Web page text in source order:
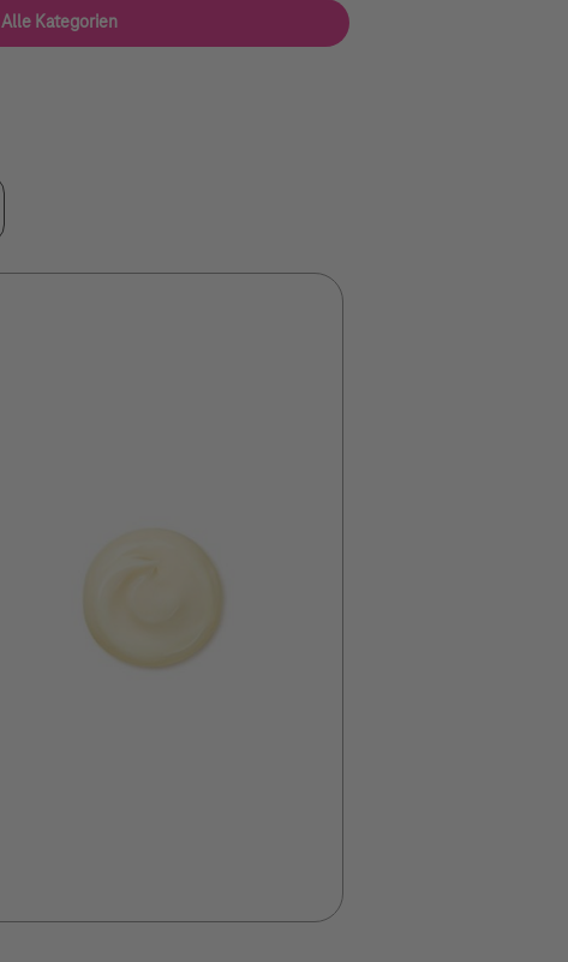
Alle Kategorien